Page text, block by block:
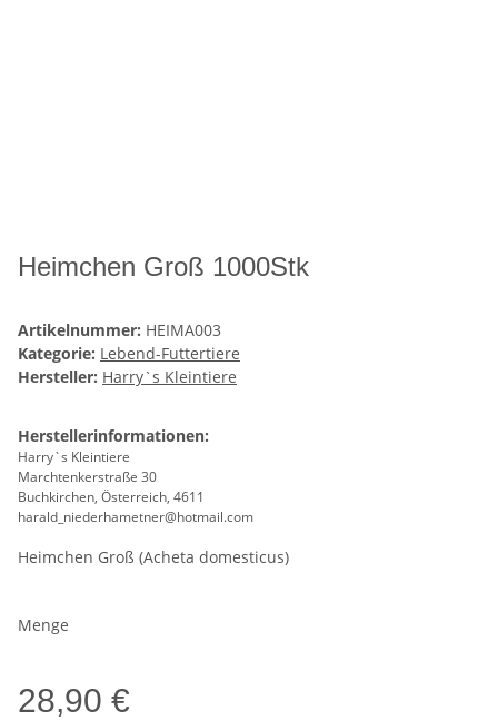
Heimchen Groß 1000Stk
Artikelnummer: HEIMA003
Kategorie: Lebend-Futtertiere
Hersteller: Harry`s Kleintiere
Herstellerinformationen:
Harry`s Kleintiere
Marchtenkerstraße 30
Buchkirchen, Österreich, 4611
harald_niederhametner@hotmail.com
Heimchen Groß (Acheta domesticus)
Menge
28,90 €